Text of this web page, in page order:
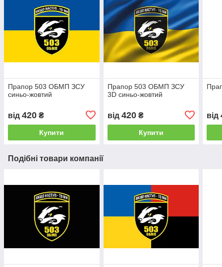
Прапор 503 ОБМП ЗСУ
синьо-жовтий
від 420 ₴
Купити
Прапор 503 ОБМП ЗСУ
3D синьо-жовтий
від 420₴
Купити
від
Подібні товари компанії